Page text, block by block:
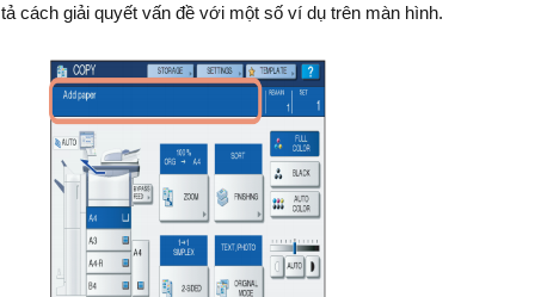
tả cách giải quyết vấn đề với một số ví dụ trên màn hình.